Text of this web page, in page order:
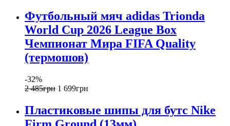
Футбольный мяч adidas Trionda
World Cup 2026 League Box
Чемпионат Мира FIFA Quality
(термошов)
-32%
2 485грн 1 699грн
Пластиковые шипы для бутс Nike